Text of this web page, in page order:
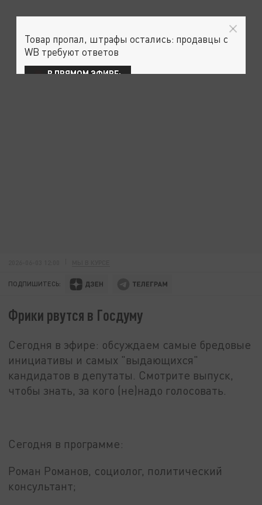
ПОДПИШИТЕСЬ:
Фрики рвутся в Госдуму
Сегодня в эфире: обсуждаем самые бредовые
инициативы и самых "выдающихся"
кандидатов в депутаты. Смотрите выпуск,
чтобы знать, за кого (не)надо голосовать.
Сегодня в программе:
Роман Романов, социолог, политический
консультант;
Товар пропал, штрафы остались: продавцы с
WB требуют ответов
В ПРЯМОМ ЭФИРЕ: